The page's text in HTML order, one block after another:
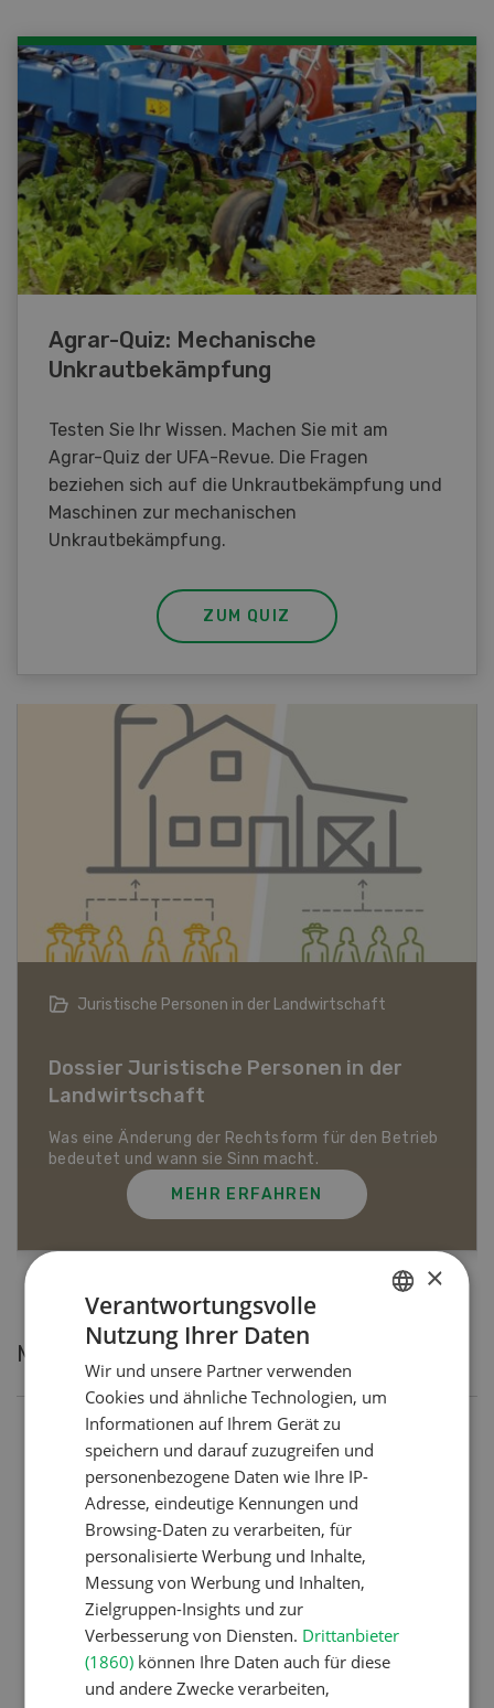
Agrar-Quiz: Mechanische
Unkrautbekämpfung
Testen Sie Ihr Wissen. Machen Sie mit am
Agrar-Quiz der UFA-Revue. Die Fragen
beziehen sich auf die Unkrautbekämpfung und
Maschinen zur mechanischen
Unkrautbekämpfung.
ZUM QUIZ
Bio-Artikel
Dossier Bio-Artikel
MEHR ERFAHREN
Meistgelesene Artikel
Nutztiere
Schweizer Kuhnamen: Liste
von A-Z
Pflanzenbau
Erst das Ziel, dann die
Zwischenfrucht
×
Verantwortungsvolle
Nutzung Ihrer Daten
Wir und unsere Partner verwenden
Cookies und ähnliche Technologien, um
Informationen auf Ihrem Gerät zu
speichern und darauf zuzugreifen und
personenbezogene Daten wie Ihre IP-
Adresse, eindeutige Kennungen und
Browsing-Daten zu verarbeiten, für
personalisierte Werbung und Inhalte,
Messung von Werbung und Inhalten,
Zielgruppen-Insights und zur
Verbesserung von Diensten. Drittanbieter
(1860) können Ihre Daten auch für diese
und andere Zwecke verarbeiten,